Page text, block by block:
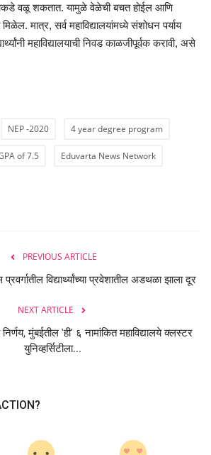
वळू शकतात. यामुळे वेळेची बचत होईल आणि
मात्र, सर्व महाविद्यालयांमध्ये संशोधन पर्याय
महाविद्यालयाची निवड काळजीपूर्वक करावी, असे
NEP -2020 4 year degree program
of 7.5 Eduvarta News Network
PREVIOUS ARTICLE
विद्यार्थ्यांच्या प्रवेशातील अडथळा झाला दूर
NEXT ARTICLE
मुंबईतील 'ही' ६ नामांकित महाविद्यालये क्लस्टर
युनिव्हर्सिटीला...